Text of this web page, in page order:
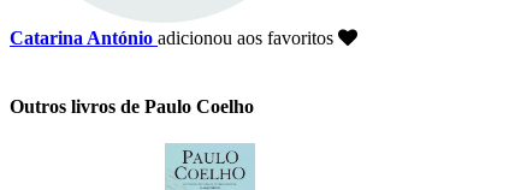
Catarina António adicionou aos favoritos
Outros livros de Paulo Coelho